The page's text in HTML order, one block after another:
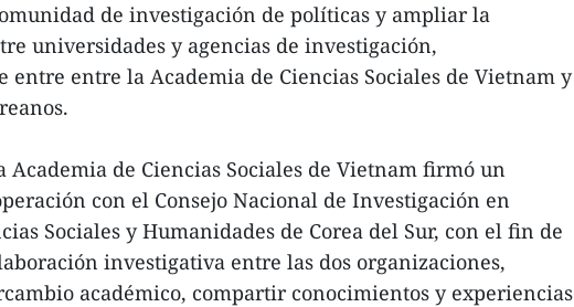
de investigación de políticas y ampliar la
universidades y agencias de investigación,
entre la Academia de Ciencias Sociales de Vietnam y
Academia de Ciencias Sociales de Vietnam firmó un
con el Consejo Nacional de Investigación en
Sociales y Humanidades de Corea del Sur, con el fin de
investigativa entre las dos organizaciones,
académico, compartir conocimientos y experiencias